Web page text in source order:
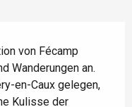
von Fécamp
Wanderungen an.
en-Caux gelegen,
Kulisse der